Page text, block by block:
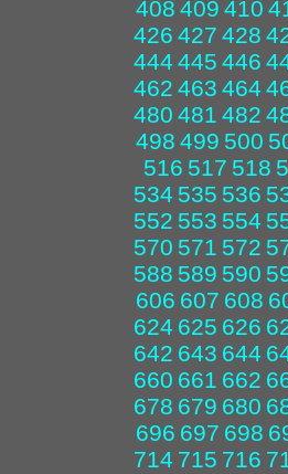
408 409 410
426 427 428
444 445 446
462 463 464
480 481 482
498 499 500
516 517 518
534 535 536
552 553 554
570 571 572
588 589 590
606 607 608
624 625 626
642 643 644
660 661 662
678 679 680
696 697 698
714 715 716